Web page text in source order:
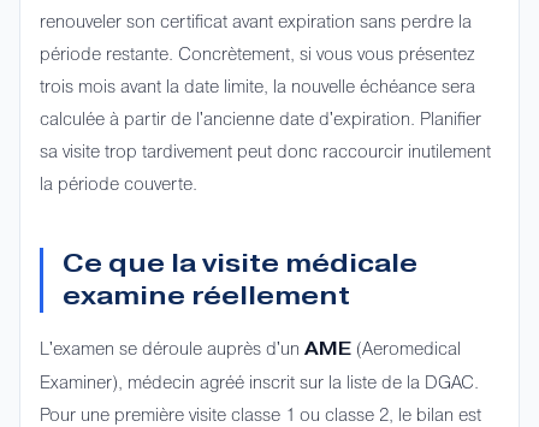
renouveler son certificat avant expiration sans perdre la
période restante. Concrètement, si vous vous présentez
trois mois avant la date limite, la nouvelle échéance sera
calculée à partir de l'ancienne date d'expiration. Planifier
sa visite trop tardivement peut donc raccourcir inutilement
la période couverte.
Ce que la visite médicale
examine réellement
L'examen se déroule auprès d'un AME (Aeromedical
Examiner), médecin agréé inscrit sur la liste de la DGAC.
Pour une première visite classe 1 ou classe 2, le bilan est